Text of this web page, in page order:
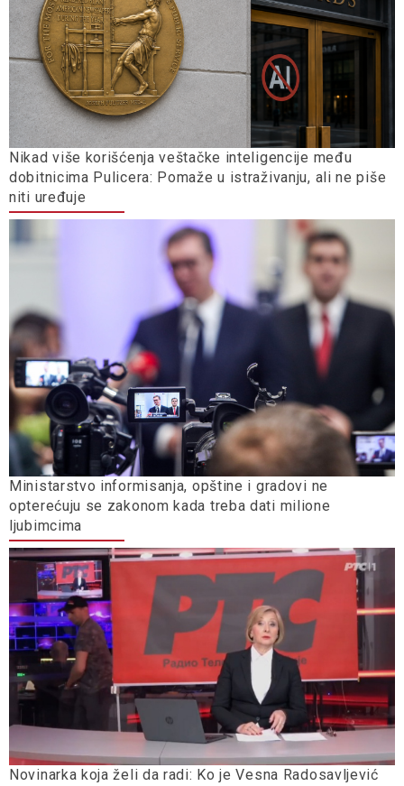
Nikad više korišćenja veštačke inteligencije među
dobitnicima Pulicera: Pomaže u istraživanju, ali ne piše
niti uređuje
Ministarstvo informisanja, opštine i gradovi ne
opterećuju se zakonom kada treba dati milione
ljubimcima
Novinarka koja želi da radi: Ko je Vesna Radosavljević